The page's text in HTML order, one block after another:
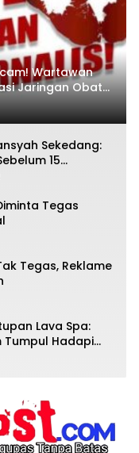
Wartawan
Jaringan Obat
Sekedang:
15
Tegas
Tegas, Reklame
Lava Spa:
Tumpul Hadapi